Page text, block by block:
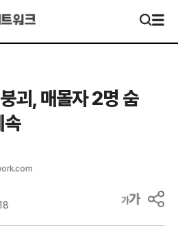
괴, 매몰자 2명 숨